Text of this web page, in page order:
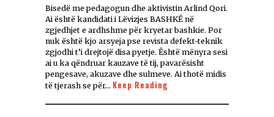
Bisedë me pedagogun dhe aktivistin Arlind Qori.
Ai është kandidati i Lëvizjes BASHKË në
zgjedhjet e ardhshme për kryetar bashkie. Por
nuk është kjo arsyeja pse revista defekt-teknik
zgjodhi t’i drejtojë disa pyetje. Është mënyra sesi
ai u ka qëndruar kauzave të tij, pavarësisht
pengesave, akuzave dhe sulmeve. Ai thotë midis
të tjerash se për… Keep Reading